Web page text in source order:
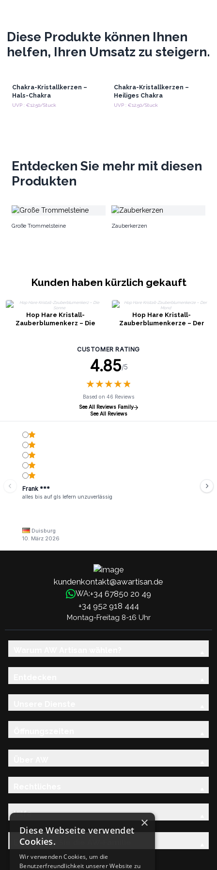
Diese Produkte können Ihnen
helfen, Ihren Umsatz zu steigern.
Chakra-Kristallkerzen –
Hals-Chakra
UVP : €12.50/Stuck
Chakra-Kristallkerzen –
Heiliges Chakra
UVP : €12.50/Stuck
Entdecken Sie mehr mit diesen
Produkten
Große Trommelsteine Zauberkerzen
Kunden haben kürzlich gekauft
Hop Hare Kristall-
Zauberblumenkerz – Die
Hop Hare Kristall-
Zauberblumenkerze – Der
CUSTOMER RATING
4.85/5
★★★★★
★★★★★
Based on 46 Reviews
See All Reviews Family
See All Reviews
Frank ***
alles bis auf gls lefern unzuverlässig
Duisburg
10. März 2026
kundenkontakt@awartisan.de
WA:+34 67850 20 49
+34 952 918 444
Montag-Freitag 8-16 Uhr
Hilfe
Entdecken Sie die AW-Familie
×
Diese Webseite verwendet
Cookies.
Wir verwenden Cookies, um die
Benutzerfreundlichkeit unserer Website zu